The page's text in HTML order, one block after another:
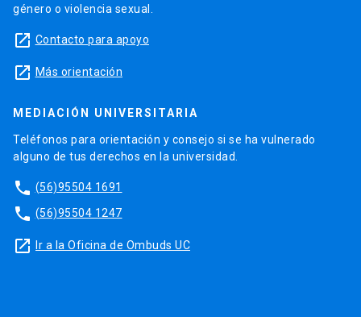
género o violencia sexual.
launch Contacto para apoyo
launch Más orientación
MEDIACIÓN UNIVERSITARIA
Teléfonos para orientación y consejo si se ha vulnerado
alguno de tus derechos en la universidad.
phone (56)95504 1691
phone (56)95504 1247
launch Ir a la Oficina de Ombuds UC